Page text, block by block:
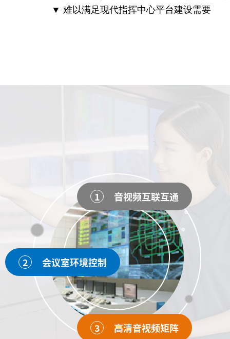
▼ 难以满足现代指挥中心平台建设需要
1 音视频互联互通
2 会议室环境控制
3 高清音视频矩阵